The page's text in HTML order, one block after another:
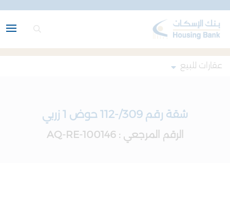
عقارات للبيع
شقة رقم 309/-112 حوض 1 زربي
الرقم المرجعي : AQ-RE-100146